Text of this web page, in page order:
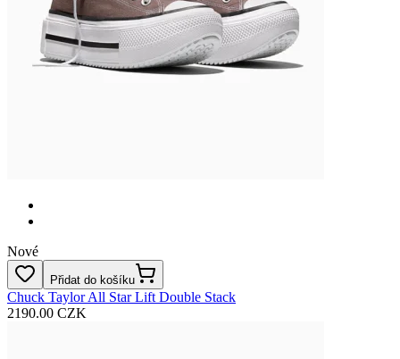
Nové
Přidat do košíku
Chuck Taylor All Star Lift Double Stack
2190.00 CZK